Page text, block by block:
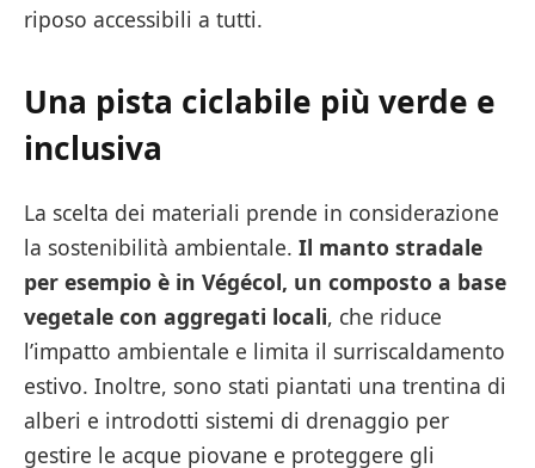
riposo accessibili a tutti.
Una pista ciclabile più verde e
inclusiva
La scelta dei materiali prende in considerazione
la sostenibilità ambientale. Il manto stradale
per esempio è in Végécol, un composto a base
vegetale con aggregati locali, che riduce
l’impatto ambientale e limita il surriscaldamento
estivo. Inoltre, sono stati piantati una trentina di
alberi e introdotti sistemi di drenaggio per
gestire le acque piovane e proteggere gli